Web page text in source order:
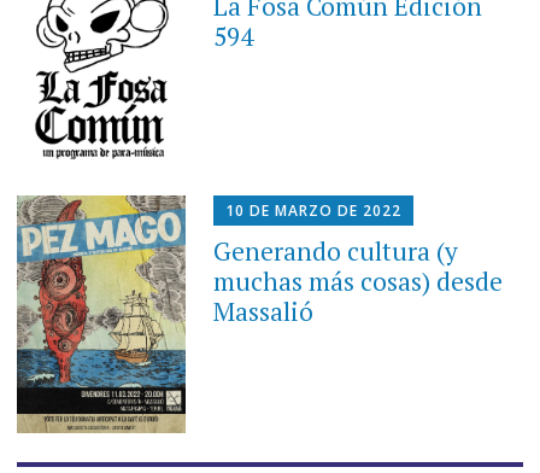
594
10 DE MARZO DE 2022
Generando cultura (y
muchas más cosas) desde
Massalió